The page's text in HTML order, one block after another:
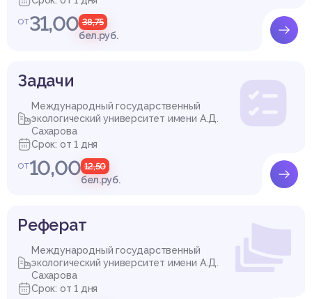
от31,00 38,75
бел.руб.
Задачи
Международный государственный
экологический университет имени А.Д.
Сахарова
Срок: от 1 дня
от10,00 12,50
бел.руб.
Реферат
Международный государственный
экологический университет имени А.Д.
Сахарова
Срок: от 1 дня